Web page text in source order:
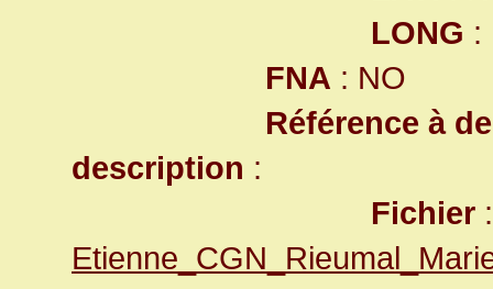
LONG :
FNA : NO
Référence à
description :
Fichier